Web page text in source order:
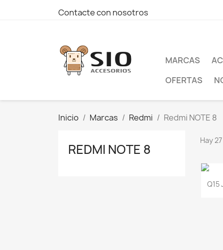
Contacte con nosotros
MARCAS
OFERTAS
Inicio Marcas Redmi Redmi NOTE 8
REDMI NOTE 8
Hay
Q15